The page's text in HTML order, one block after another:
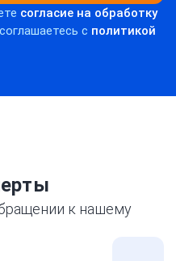
согласие на обработку
c политикой
к нашему